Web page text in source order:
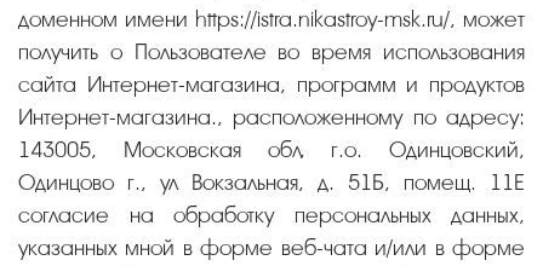
доменном имени https://istra.nikastroy-msk.ru/, может
получить о Пользователе во время использования
сайта Интернет-магазина, программ и продуктов
Интернет-магазина., расположенному по адресу:
143005, Московская обл, г.о. Одинцовский,
Одинцово г., ул Вокзальная, д. 51Б, помещ. 11Е
согласие на обработку персональных данных,
указанных мной в форме веб-чата и/или в форме